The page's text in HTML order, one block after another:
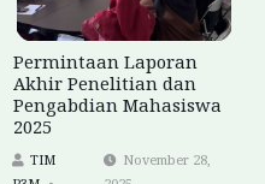
Permintaan Laporan
Akhir Penelitian dan
Pengabdian Mahasiswa
2025
TIM
November 28,